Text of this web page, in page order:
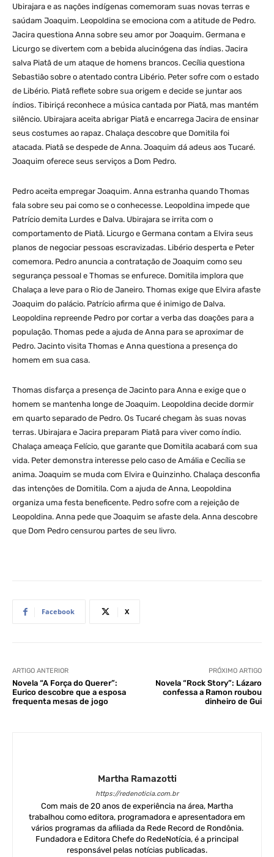
Ubirajara e as nações indígenas comemoram suas novas terras e
saúdam Joaquim. Leopoldina se emociona com a atitude de Pedro.
Jacira questiona Anna sobre seu amor por Joaquim. Germana e
Licurgo se divertem com a bebida alucinógena das índias. Jacira
salva Piatã de um ataque de homens brancos. Cecília questiona
Sebastião sobre o atentado contra Libério. Peter sofre com o estado
de Libério. Piatã reflete sobre sua origem e decide se juntar aos
índios. Tibiriçá reconhece a música cantada por Piatã, mas mantém
silêncio. Ubirajara aceita abrigar Piatã e encarrega Jacira de ensinar
seus costumes ao rapaz. Chalaça descobre que Domitila foi
atacada. Piatã se despede de Anna. Joaquim dá adeus aos Tucaré.
Joaquim oferece seus serviços a Dom Pedro.
Pedro aceita empregar Joaquim. Anna estranha quando Thomas
fala sobre seu pai como se o conhecesse. Leopoldina impede que
Patrício demita Lurdes e Dalva. Ubirajara se irrita com o
comportamento de Piatã. Licurgo e Germana contam a Elvira seus
planos de negociar pessoas escravizadas. Libério desperta e Peter
comemora. Pedro anuncia a contratação de Joaquim como seu
segurança pessoal e Thomas se enfurece. Domitila implora que
Chalaça a leve para o Rio de Janeiro. Thomas exige que Elvira afaste
Joaquim do palácio. Patrício afirma que é inimigo de Dalva.
Leopoldina repreende Pedro por cortar a verba das doações para a
população. Thomas pede a ajuda de Anna para se aproximar de
Pedro. Jacinto visita Thomas e Anna questiona a presença do
homem em sua casa.
Thomas disfarça a presença de Jacinto para Anna e exige que o
homem se mantenha longe de Joaquim. Leopoldina decide dormir
em quarto separado de Pedro. Os Tucaré chegam às suas novas
terras. Ubirajara e Jacira preparam Piatã para viver como índio.
Chalaça ameaça Felício, que garante que Domitila acabará com sua
vida. Peter demonstra interesse pelo caso de Amália e Cecília se
anima. Joaquim se muda com Elvira e Quinzinho. Chalaça desconfia
das intenções de Domitila. Com a ajuda de Anna, Leopoldina
organiza uma festa beneficente. Pedro sofre com a rejeição de
Leopoldina. Anna pede que Joaquim se afaste dela. Anna descobre
que Dom Pedro censurou partes de seu livro.
Facebook X
ARTIGO ANTERIOR
Novela “A Força do Querer”:
Eurico descobre que a esposa
frequenta mesas de jogo
PRÓXIMO ARTIGO
Novela “Rock Story”: Lázaro
confessa a Ramon roubou
dinheiro de Gui
Martha Ramazotti
https://redenoticia.com.br
Com mais de 20 anos de experiência na área, Martha
trabalhou como editora, programadora e apresentadora em
vários programas da afiliada da Rede Record de Rondônia.
Fundadora e Editora Chefe do RedeNotícia, é a principal
responsável pelas notícias publicadas.